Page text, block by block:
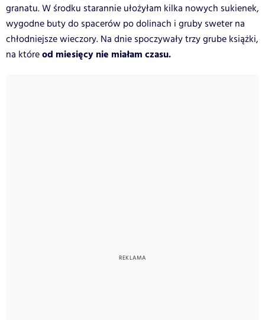
granatu. W środku starannie ułożyłam kilka nowych sukienek,
wygodne buty do spacerów po dolinach i gruby sweter na
chłodniejsze wieczory. Na dnie spoczywały trzy grube książki,
na któreod miesięcy nie miałam czasu.